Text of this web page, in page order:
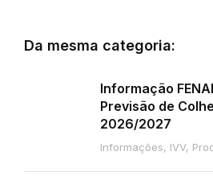
Da mesma categoria:
Informação
Previsão de
2026/2027
Informações, IVV,